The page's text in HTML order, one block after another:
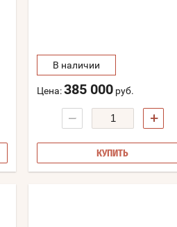
В наличии
Цена:385 000 руб.
− +
КУПИТЬ